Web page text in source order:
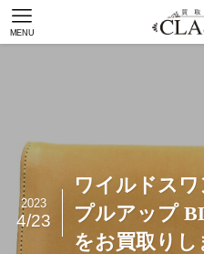
MENU
ワイルドス
プルアップ
をお買取りし
2023
4/23